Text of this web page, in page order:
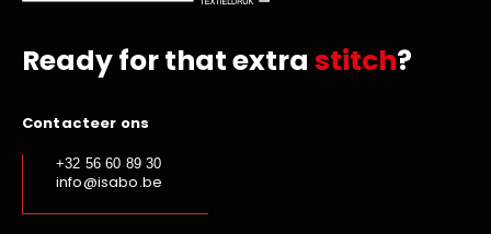
Ready for that extra stitch?
Contacteer ons
+32 56 60 89 30
info@isabo.be